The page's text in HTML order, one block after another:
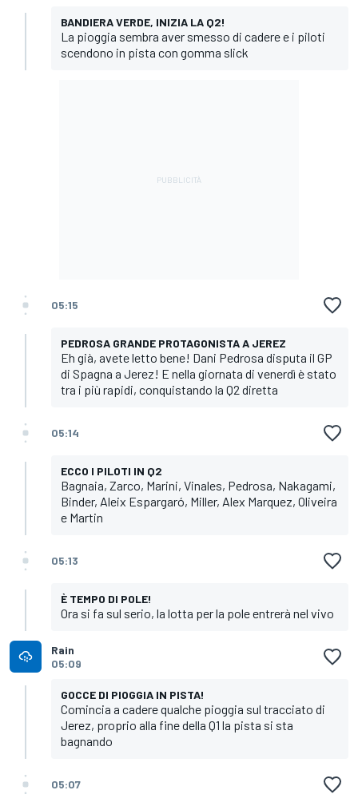
BANDIERA VERDE, INIZIA LA Q2!
La pioggia sembra aver smesso di cadere e i piloti
scendono in pista con gomma slick
05:15
PEDROSA GRANDE PROTAGONISTA A JEREZ
Eh già, avete letto bene! Dani Pedrosa disputa il GP
di Spagna a Jerez! E nella giornata di venerdì è stato
tra i più rapidi, conquistando la Q2 diretta
05:14
ECCO I PILOTI IN Q2
Bagnaia, Zarco, Marini, Vinales, Pedrosa, Nakagami,
Binder, Aleix Espargaró, Miller, Alex Marquez, Oliveira
e Martin
05:13
È TEMPO DI POLE!
Ora si fa sul serio, la lotta per la pole entrerà nel vivo
Rain
05:09
GOCCE DI PIOGGIA IN PISTA!
Comincia a cadere qualche pioggia sul tracciato di
Jerez, proprio alla fine della Q1 la pista si sta
bagnando
05:07